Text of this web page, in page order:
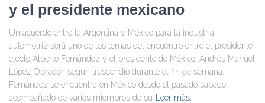
y el presidente mexicano
Un acuerdo entre la Argentina y México para la industria
automotriz será uno de los temas del encuentro entre el presidente
electo Alberto Fernández y el presidente de México, Andrés Manuel
López Obrador, según trascendió durante el fin de semana.
Fernández se encuentra en México desde el pasado sábado,
acompañado de varios miembros de su
Leer más…